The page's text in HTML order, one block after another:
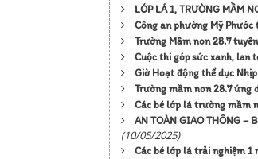
LỚP LÁ 1, TRƯỜNG MẦM
Công an phường Mỹ
Trường Mầm non 28.7
Cuộc thi góp sức xanh, lan
Giờ Hoạt động thể dục
Trường mầm non 28.7 ứng
Các bé lớp lá trường mầm
AN TOÀN GIAO THÔNG –
(10/05/2025)
Các bé lớp lá trải nghiệm 1